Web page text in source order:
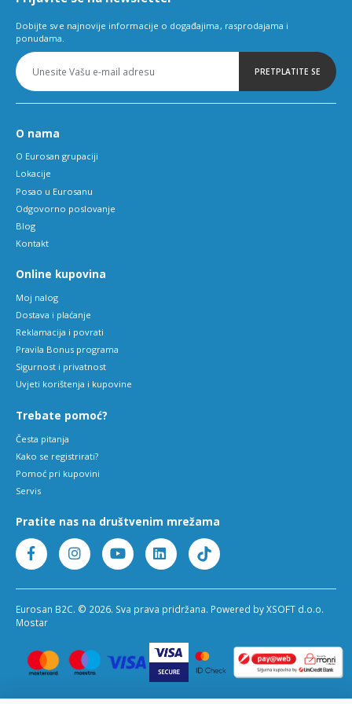
Dobijte sve najnovije informacije o događajima, rasprodajama i
ponudama.
PRETPLATITE SE
O nama
O Eurosan grupaciji
Lokacije
Posao u Eurosanu
Odgovorno poslovanje
Blog
Kontakt
Online kupovina
Moj nalog
Dostava i plaćanje
Reklamacija i povrati
Pravila Bonus programa
Sigurnost i privatnost
Uvjeti korištenja i kupovine
Trebate pomoć?
Česta pitanja
Kako se registrirati?
Pomoć pri kupovini
Servis
Pratite nas na društvenim mrežama
Eurosan B2C. © 2026. Sva prava pridržana. Powered by XSOFT d.o.o.
Mostar